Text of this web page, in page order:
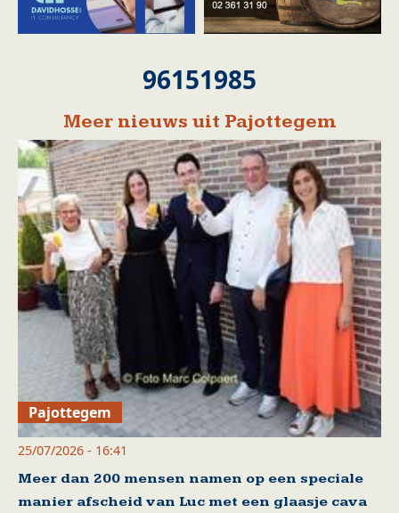
96151985
Meer nieuws uit Pajottegem
Pajottegem
25/07/2026 - 16:41
Meer dan 200 mensen namen op een speciale
manier afscheid van Luc met een glaasje cava